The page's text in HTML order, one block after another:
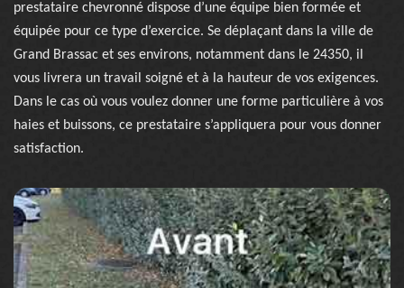
prestataire chevronné dispose d’une équipe bien formée et
équipée pour ce type d’exercice. Se déplaçant dans la ville de
Grand Brassac et ses environs, notamment dans le 24350, il
vous livrera un travail soigné et à la hauteur de vos exigences.
Dans le cas où vous voulez donner une forme particulière à vos
haies et buissons, ce prestataire s’appliquera pour vous donner
satisfaction.